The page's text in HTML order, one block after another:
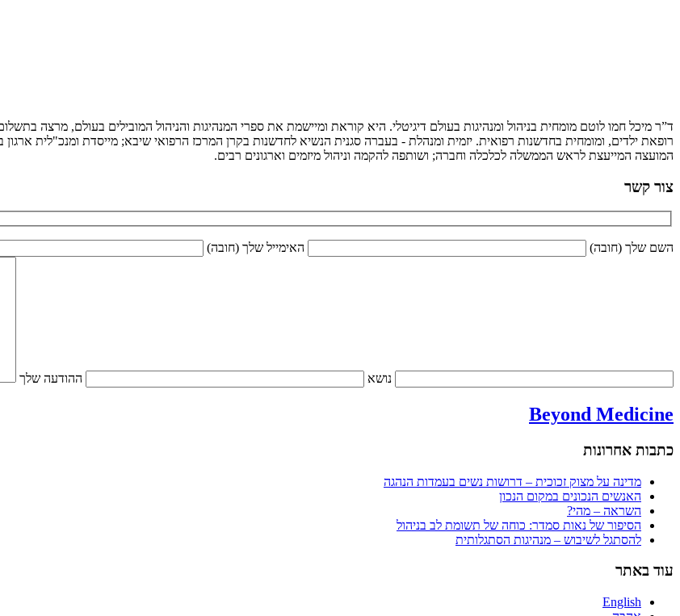
ד”ר מיכל חמו לוטם מומחית בניהול ומנהיגות בעולם דיגיטלי. היא קוראת ומיישמת את ספרי המנהיגות והניהול המובילים בעולם, מרצה
רופאת ילדים, ומומחית בחדשנות רפואית. יזמית ומנהלת - בעברה סגנית הנשיא לחדשנות בקרן המרכז הרפואי שיבא; מייסדת ומנכ"לית
המועצה המייעצת לראש הממשלה לכלכלה וחברה; ושותפה להקמה וניהול מיזמים וארגונים רבים.
צור קשר
השם שלך (חובה) האימייל שלך (חובה)
נושא ההודעה שלך
Beyond Medicine
כתבות אחרונות
מדינה על מצוק זכוכית – דרושות נשים בעמדות הנהגה
האנשים הנכונים במקום הנכון
השראה – מהי?
הסיפור של נאות סמדר: כוחה של תשומת לב בניהול
להסתגל לשיבוש – מנהיגות הסתגלותית
עוד באתר
English